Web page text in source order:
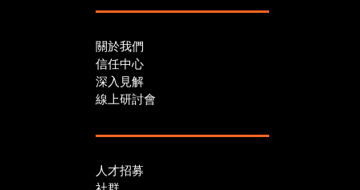
關於我們
信任中心
深入見解
線上研討會
人才招募